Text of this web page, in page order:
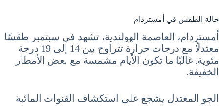
حالة الطقس في أمستردام
أمستردام، العاصمة الهولندية، تشهد في سبتمبر طقسًا
معتدلًا مع درجات حرارة تتراوح بين 14 إلى 19 درجة
مئوية. غالبًا ما تكون الأيام مشمسة مع بعض الأمطار
الخفيفة.
الجو المعتدل يشجع على استكشاف القنوات المائية